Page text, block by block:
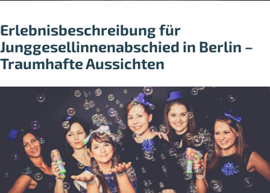
Erlebnisbeschreibung für
Junggesellinnenabschied in Berlin –
Traumhafte Aussichten